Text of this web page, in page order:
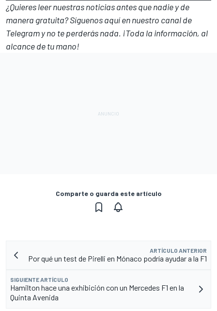
¿Quieres leer nuestras noticias antes que nadie y de
manera gratuita? Síguenosaquí en nuestro canal de
Telegramy no te perderás nada. ¡Toda la información, al
alcance de tu mano!
Comparte o guarda este artículo
ARTÍCULO ANTERIOR
Por qué un test de Pirelli en Mónaco podría ayudar a la F1
SIGUIENTE ARTÍCULO
Hamilton hace una exhibición con un Mercedes F1 en la
Quinta Avenida